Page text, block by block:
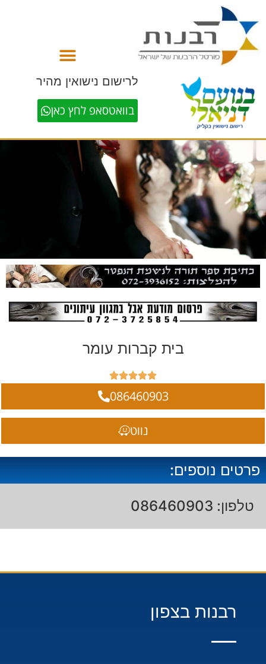
לרישום נישואין מהיר
בוואטסאפ לחץ כאן
בית קברות עומר





086460903
נווט
פרטים נוספים:
טלפון: 086460903
רבנות בצפון